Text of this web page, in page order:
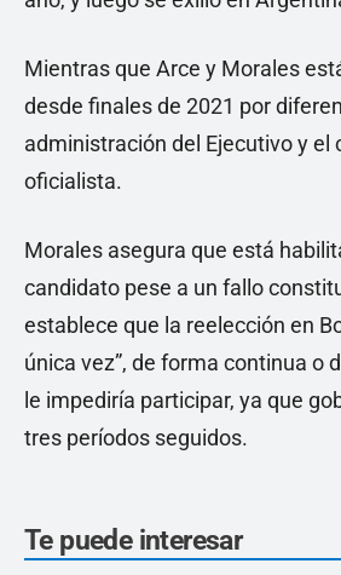
Mientras que Arce y Morales
desde finales de 2021 por
administración del Ejecutivo y el
oficialista.
Morales asegura que está
candidato pese a un fallo
establece que la reelección en
única vez”, de forma continua o
le impediría participar, ya que
tres períodos seguidos.
Te puede interesar